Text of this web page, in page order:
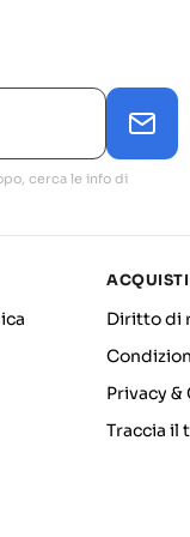
cerca le info di
ACQUISTI
Diritto di
Privacy &
Traccia il